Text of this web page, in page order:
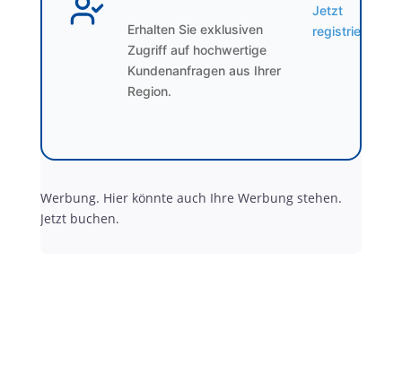
Erhalten Sie exklusiven
Zugriff auf hochwertige
Kundenanfragen aus Ihrer
Region.
Jetzt
registrieren
Werbung. Hier könnte auch Ihre Werbung stehen.
Jetzt buchen.